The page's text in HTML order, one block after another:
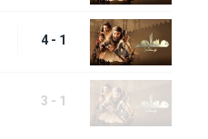
1 - 4
1 - 3